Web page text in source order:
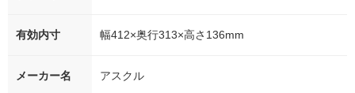
有効内寸 幅412×奥行313×高さ136mm
メーカー名 アスクル